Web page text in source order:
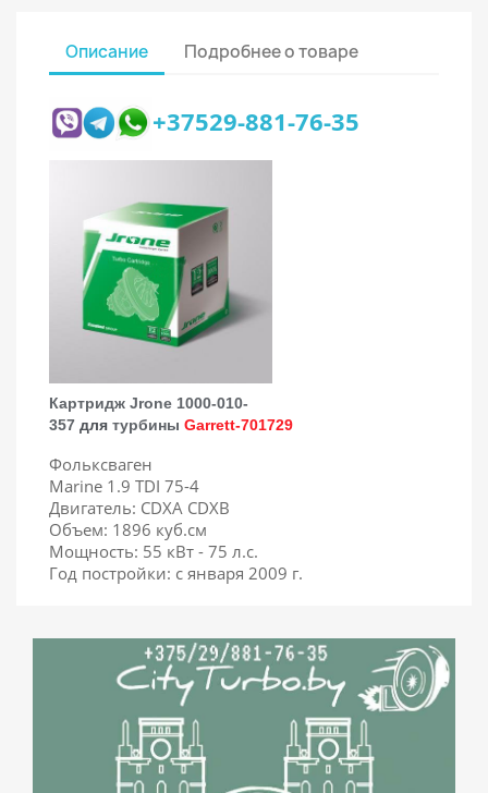
Описание Подробнее о товаре
+37529-881-76-35
Картридж Jrone 1000-010-
357 для турбины Garrett-701729
Фольксваген
Marine 1.9 TDI 75-4
Двигатель: CDXA CDXB
Объем: 1896 куб.см
Мощность: 55 кВт - 75 л.с.
Год постройки: с января 2009 г.